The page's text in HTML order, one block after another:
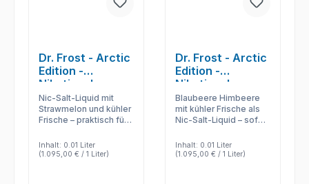
Dr. Frost - Arctic
Edition -
Nikotinsalz
Liquid -
Strawmelon Ice
Nic-Salt-Liquid mit
Strawmelon und kühler
Frische – praktisch für
Komfort und klare
Aromawirkung zählen.
Inhalt: 0.01 Liter
(1.095,00 € / 1 Liter)
Dr. Frost - Arctic
Edition -
Nikotinsalz
Liquid -
Blueberry
Raspberry Ice
Blaubeere Himbeere
mit kühler Frische als
Nic-Salt-Liquid – sofort
und auf kompaktes
MTL-Dampfen
Inhalt: 0.01 Liter
(1.095,00 € / 1 Liter)